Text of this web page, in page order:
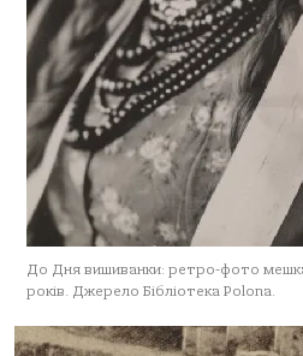
До Дня вишиванки: ретро-фото
років. Джерело Бібліотека Polona.